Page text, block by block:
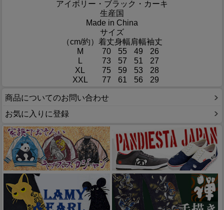
アイボリー・ブラック・カーキ
生産国
Made in China
サイズ
（cm/約） 着丈身幅肩幅袖丈
M
70 55 49
26
L
73 57 51
27
XL
75 59 53
28
XXL
77 61 56 29
商品についてのお問い合わせ
お気に入りに登録